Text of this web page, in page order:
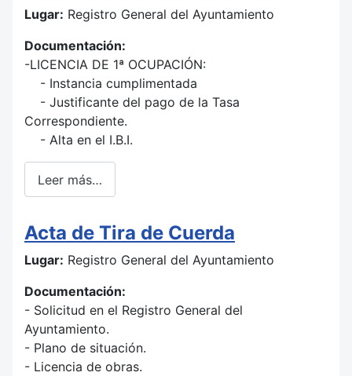
Lugar: Registro General del Ayuntamiento
Documentación:
-LICENCIA DE 1ª OCUPACIÓN:
- Instancia cumplimentada
- Justificante del pago de la Tasa
Correspondiente.
- Alta en el I.B.I.
Leer más…
Acta de Tira de Cuerda
Lugar: Registro General del Ayuntamiento
Documentación:
- Solicitud en el Registro General del
Ayuntamiento.
- Plano de situación.
- Licencia de obras.